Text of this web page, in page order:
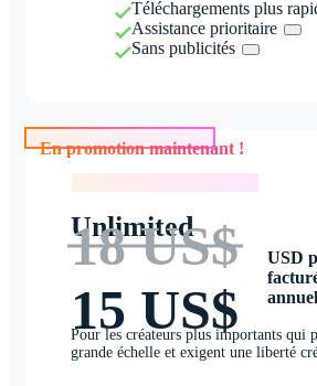
Téléchargements plus
Assistance prioritaire
Sans publicités
En promotion maintenant !
Unlimited
18 US$
15 US$
USD
Pour les créateurs plus importants qui
grande échelle et exigent une liberté